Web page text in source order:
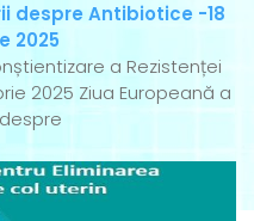
despre Antibiotice -18
2025
a Rezistenței
2025 Ziua Europeană a